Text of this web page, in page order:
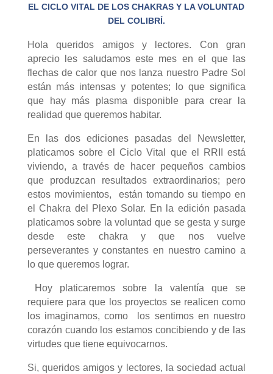
EL CICLO VITAL DE LOS CHAKRAS Y LA VOLUNTAD
DEL COLIBRÍ.
Hola queridos amigos y lectores. Con gran
aprecio les saludamos este mes en el que las
flechas de calor que nos lanza nuestro Padre Sol
están más intensas y potentes; lo que significa
que hay más plasma disponible para crear la
realidad que queremos habitar.
En las dos ediciones pasadas del Newsletter,
platicamos sobre el Ciclo Vital que el RRII está
viviendo, a través de hacer pequeños cambios
que produzcan resultados extraordinarios; pero
estos movimientos, están tomando su tiempo en
el Chakra del Plexo Solar. En la edición pasada
platicamos sobre la voluntad que se gesta y surge
desde este chakra y que nos vuelve
perseverantes y constantes en nuestro camino a
lo que queremos lograr.
Hoy platicaremos sobre la valentía que se
requiere para que los proyectos se realicen como
los imaginamos, como los sentimos en nuestro
corazón cuando los estamos concibiendo y de las
virtudes que tiene equivocarnos.
Si, queridos amigos y lectores, la sociedad actual